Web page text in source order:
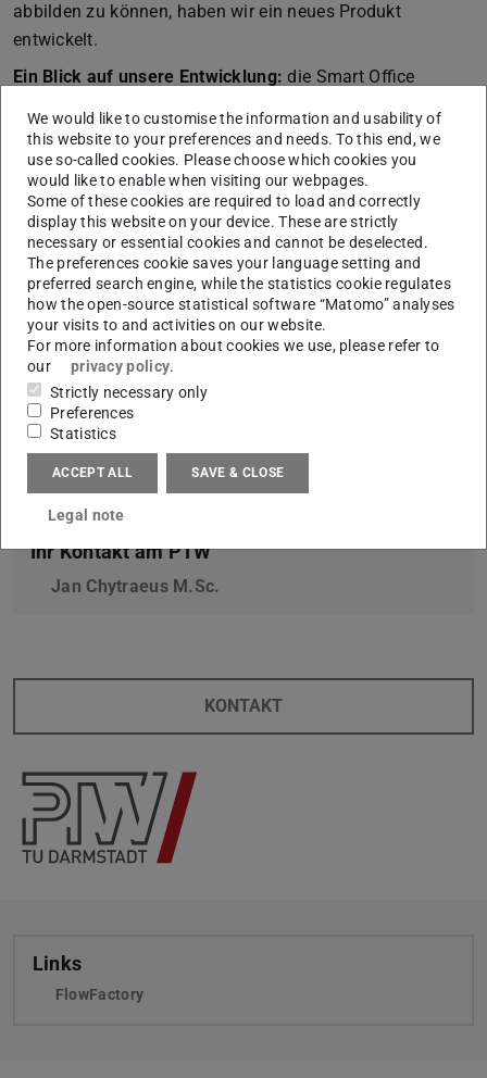
abbilden zu können, haben wir ein neues Produkt
entwickelt.
Ein Blick auf unsere Entwicklung:die Smart Office
bestehend aus einer Grundplatte und den vier Modulen:
Notizzettelhalter, Handyhalter, Pomodoro und Smart
Organizer.
Was macht die SOS besonders? Die Module können in
verschiedenen Farben hergestellt und beliebig auf der
Grundplatte angeordnet werden. Zudem steht der Smart
Organizer in sechs Varianten zur Verfügung, aus denen
eine Variante kundenindividuell ausgewählt werden kann.
Wie geht es weiter?Für zukünftige Forschungsprojekte
besteht die Möglichkeit neue Module passend zum Use
Case zu entwickeln und in den Wertstrom der FlowFactory
Ihr Kontakt am PTW
Jan Chytraeus M.Sc.
KONTAKT
Links
FlowFactory
We would like to customise the information and usability of
this website to your preferences and needs. To this end, we
use so-called cookies. Please choose which cookies you
would like to enable when visiting our webpages.
Some of these cookies are required to load and correctly
display this website on your device. These are strictly
necessary or essential cookies and cannot be deselected.
The preferences cookie saves your language setting and
preferred search engine, while the statistics cookie regulates
how the open-source statistical software “Matomo” analyses
your visits to and activities on our website.
For more information about cookies we use, please refer to
our
privacy policy.
Strictly necessary only
Preferences
Statistics
ACCEPT ALL SAVE & CLOSE
Legal note